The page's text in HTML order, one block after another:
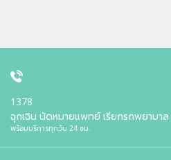
1378
ฉุกเฉิน นัดหมายแพทย์ เรียกรถพยาบาล
พร้อมบริการทุกวัน 24 ชม.